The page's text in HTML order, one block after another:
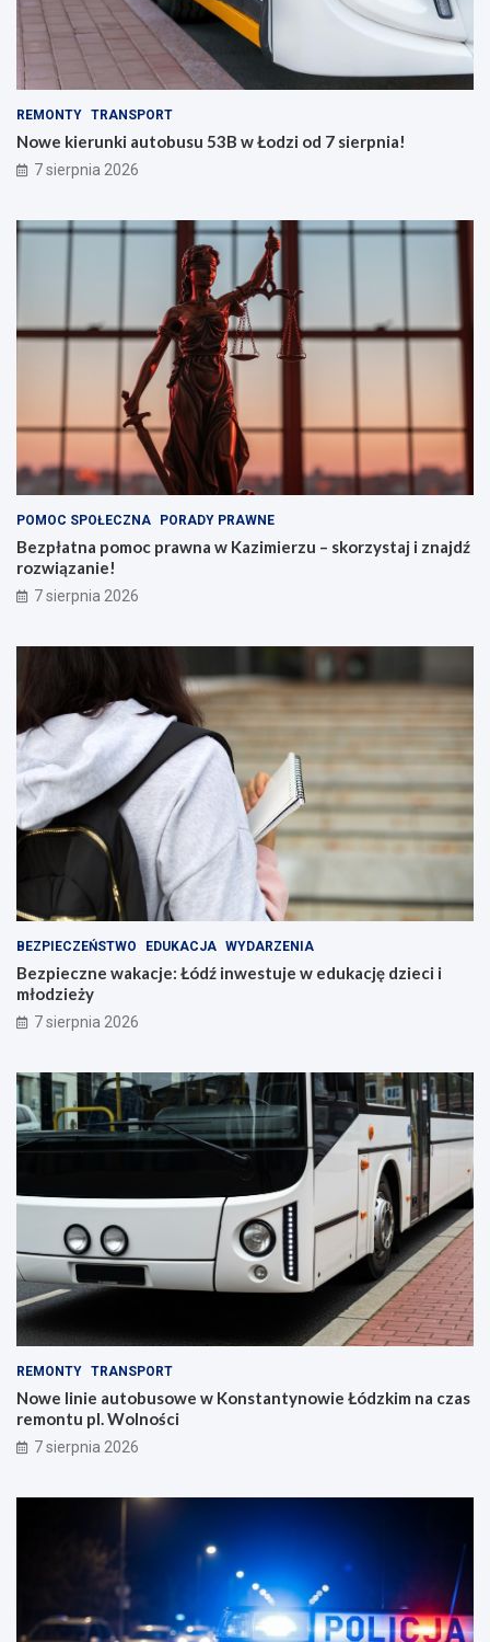
REMONTY TRANSPORT
Nowe kierunki autobusu 53B w Łodzi od 7 sierpnia!
7 sierpnia 2026
POMOC SPOŁECZNA PORADY PRAWNE
Bezpłatna pomoc prawna w Kazimierzu – skorzystaj i znajdź
rozwiązanie!
7 sierpnia 2026
BEZPIECZEŃSTWO EDUKACJA WYDARZENIA
Bezpieczne wakacje: Łódź inwestuje w edukację dzieci i
młodzieży
7 sierpnia 2026
REMONTY TRANSPORT
Nowe linie autobusowe w Konstantynowie Łódzkim na czas
remontu pl. Wolności
7 sierpnia 2026